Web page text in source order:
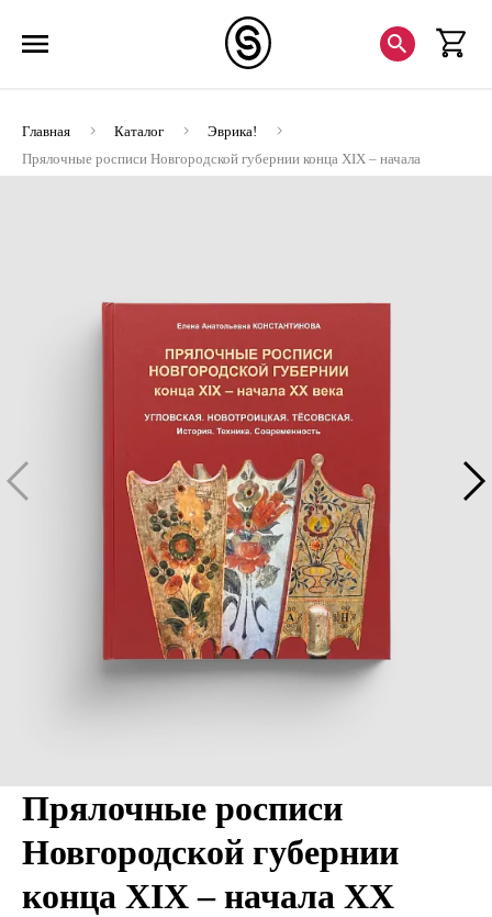
Главная Каталог
Эврика!
Прялочные росписи Новгородской губернии конца XIX – начала
XХ века. Угловская. Новотроицка (ЭВРИКА!)
Прялочные росписи
Новгородской губернии
конца XIX – начала XХ